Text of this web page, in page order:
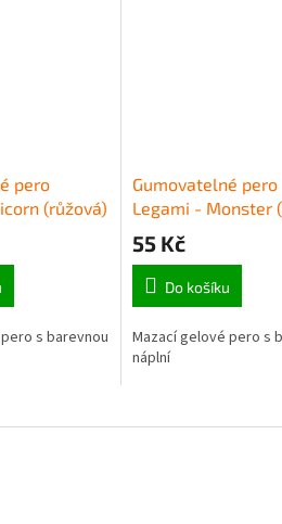
pero
(růžová)
s barevnou
Gumovatelné pero
Legami - Monster
55 Kč
Do košíku
Mazací gelové pero s
náplní